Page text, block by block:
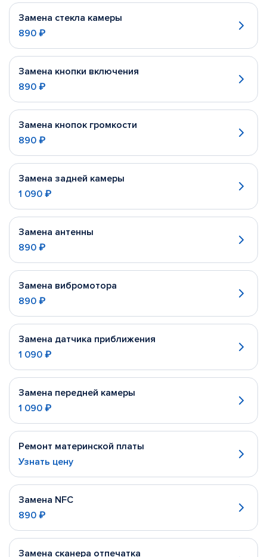
Замена стекла камеры
890 ₽
Замена кнопки включения
890 ₽
Замена кнопок громкости
890 ₽
Замена задней камеры
1 090 ₽
Замена антенны
890 ₽
Замена вибромотора
890 ₽
Замена датчика приближения
1 090 ₽
Замена передней камеры
1 090 ₽
Ремонт материнской платы
Узнать цену
Замена NFC
890 ₽
Замена сканера отпечатка